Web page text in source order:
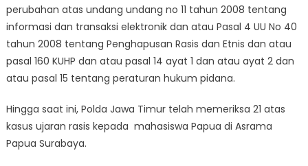
perubahan atas undang undang no 11 tahun 2008 tentang
informasi dan transaksi elektronik dan atau Pasal 4 UU No 40
tahun 2008 tentang Penghapusan Rasis dan Etnis dan atau
pasal 160 KUHP dan atau pasal 14 ayat 1 dan atau ayat 2 dan
atau pasal 15 tentang peraturan hukum pidana.
Hingga saat ini, Polda Jawa Timur telah memeriksa 21 atas
kasus ujaran rasis kepada mahasiswa Papua di Asrama
Papua Surabaya.